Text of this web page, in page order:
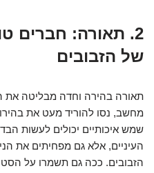
2. תאורה: חברים
של הזבובים
תאורה בהירה וחדה מבליטה את
מחשב, נסו להוריד מעט את
שמש איכותיים יכולים לעשות
העיניים, אלא גם מפחיתים את
הזבובים. ככה גם תשמרו על